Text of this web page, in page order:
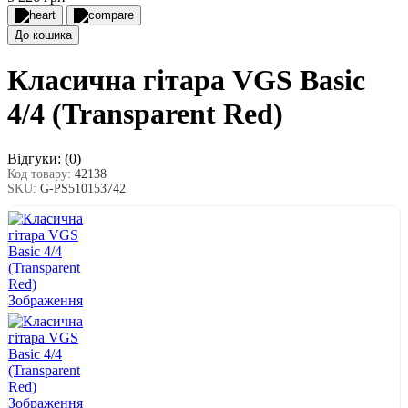
До кошика
Класична гітара VGS Basic
4/4 (Transparent Red)
Відгуки: (0)
Код товару: 42138
SKU: G-PS510153742